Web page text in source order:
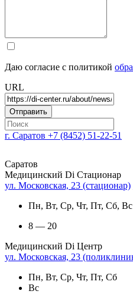
Даю согласие с политикой
URL
г. Саратов +7 (8452) 51-22-51
Саратов
Медицинский Di Стационар
ул. Московская, 23 (стационар)
Пн, Вт, Ср, Чт, Пт, Сб, Вс
8 — 20
Медицинский Di Центр
ул. Московская, 23
Пн, Вт, Ср, Чт, Пт, Сб
Вс